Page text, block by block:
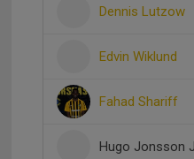
Dennis Lutzow
Edvin Wiklund
Fahad Shariff
Hugo Jonsson